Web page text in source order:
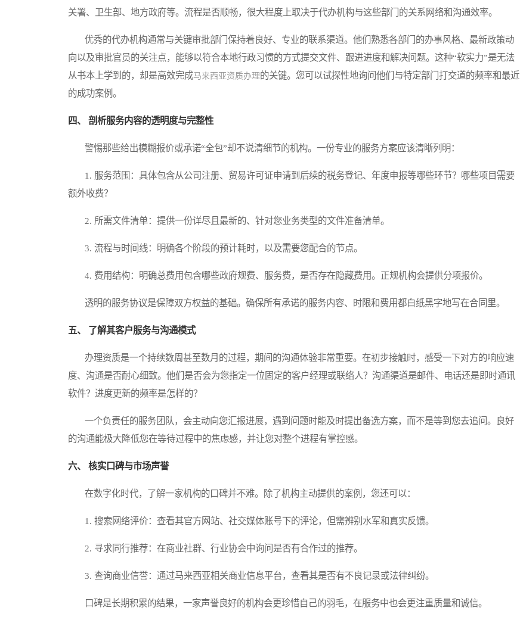
关署、卫生部、地方政府等。流程是否顺畅，很大程度上取决于代办机构与这些部门的关系网络和沟通效率。
优秀的代办机构通常与关键审批部门保持着良好、专业的联系渠道。他们熟悉各部门的办事风格、最新政策动
向以及审批官员的关注点，能够以符合本地行政习惯的方式提交文件、跟进进度和解决问题。这种“软实力”是无法
从书本上学到的，却是高效完成马来西亚资质办理的关键。您可以试探性地询问他们与特定部门打交道的频率和最近
的成功案例。
四、 剖析服务内容的透明度与完整性
警惕那些给出模糊报价或承诺“全包”却不说清细节的机构。一份专业的服务方案应该清晰列明：
1. 服务范围：具体包含从公司注册、贸易许可证申请到后续的税务登记、年度申报等哪些环节？哪些项目需要
额外收费？
2. 所需文件清单：提供一份详尽且最新的、针对您业务类型的文件准备清单。
3. 流程与时间线：明确各个阶段的预计耗时，以及需要您配合的节点。
4. 费用结构：明确总费用包含哪些政府规费、服务费，是否存在隐藏费用。正规机构会提供分项报价。
透明的服务协议是保障双方权益的基础。确保所有承诺的服务内容、时限和费用都白纸黑字地写在合同里。
五、 了解其客户服务与沟通模式
办理资质是一个持续数周甚至数月的过程，期间的沟通体验非常重要。在初步接触时，感受一下对方的响应速
度、沟通是否耐心细致。他们是否会为您指定一位固定的客户经理或联络人？沟通渠道是邮件、电话还是即时通讯
软件？进度更新的频率是怎样的？
一个负责任的服务团队，会主动向您汇报进展，遇到问题时能及时提出备选方案，而不是等到您去追问。良好
的沟通能极大降低您在等待过程中的焦虑感，并让您对整个进程有掌控感。
六、 核实口碑与市场声誉
在数字化时代，了解一家机构的口碑并不难。除了机构主动提供的案例，您还可以：
1. 搜索网络评价：查看其官方网站、社交媒体账号下的评论，但需辨别水军和真实反馈。
2. 寻求同行推荐：在商业社群、行业协会中询问是否有合作过的推荐。
3. 查询商业信誉：通过马来西亚相关商业信息平台，查看其是否有不良记录或法律纠纷。
口碑是长期积累的结果，一家声誉良好的机构会更珍惜自己的羽毛，在服务中也会更注重质量和诚信。